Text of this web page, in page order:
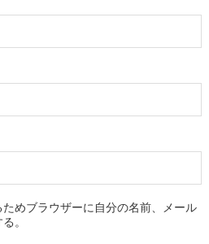
めブラウザーに自分の名前、メール
。